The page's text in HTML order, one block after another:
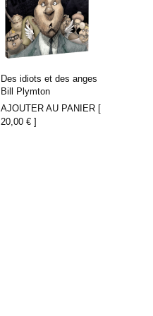
Des idiots et des anges
Bill Plymton
AJOUTER AU PANIER [
20,00 €]